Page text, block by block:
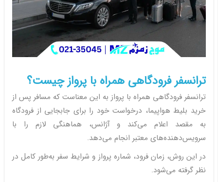
ترانسفر فرودگاهی همراه با پرواز چیست؟
ترانسفر فرودگاهی همراه با پرواز به این معناست که مسافر پس از
خرید بلیط هواپیما، درخواست خود را برای جابجایی از فرودگاه
به مقصد اعلام می‌کند و آژانس، هماهنگی لازم را با
سرویس‌دهنده‌های معتبر انجام می‌دهد.
در این روش، زمان فرود، شماره پرواز و شرایط سفر به‌طور کامل در
نظر گرفته می‌شود.